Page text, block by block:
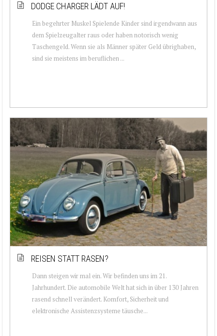
DODGE CHARGER LÄDT AUF!
Ein begehrter Muskel Spielende Kinder sind irgendwann aus
dem Spielzeugalter raus oder haben notorisch wenig
Taschengeld. Wenn sie als Männer später Geld übrighaben,
sind sie meistens im beruflichen ...
REISEN STATT RASEN?
Dann steigen wir mal ein. Wir befinden uns im 21.
Jahrhundert. Die automobile Welt hat sich in über 130 Jahren
rasend schnell verändert. Komfort, Sicherheit und
elektronische Assistenzsysteme täusche...